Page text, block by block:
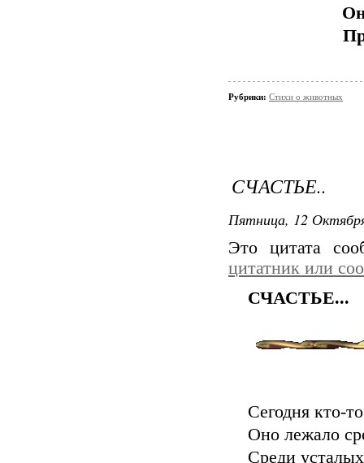
Рубрики: Стихи о животных
СЧАСТЬЕ..
Пятница, 12
Это цитата
цитатник или
СЧАСТЬЕ...
Сегодня кто-
Оно лежало
Среди